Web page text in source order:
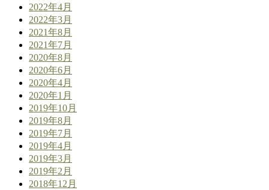
2022年4月
2022年3月
2021年8月
2021年7月
2020年8月
2020年6月
2020年4月
2020年1月
2019年10月
2019年8月
2019年7月
2019年4月
2019年3月
2019年2月
2018年12月